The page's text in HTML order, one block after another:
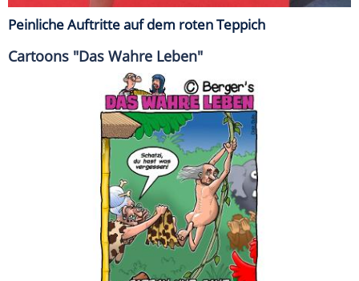
Peinliche Auftritte auf dem roten Teppich
Cartoons "Das Wahre Leben"